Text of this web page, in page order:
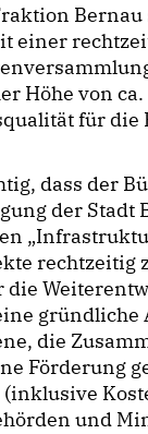
einer
Höhe von
für
dass der
der Stadt
gründliche
die
Förderung
(inklusive
und